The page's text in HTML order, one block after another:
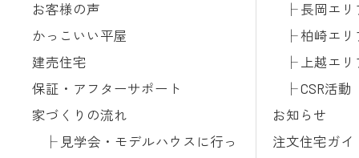
お客様の声
かっこいい平屋
建売住宅
保証・アフターサポート
家づくりの流れ
見学会・モデルハウスに行っ
長岡エリ
柏崎エリ
上越エリ
CSR活動
お知らせ
注文住宅ガイ